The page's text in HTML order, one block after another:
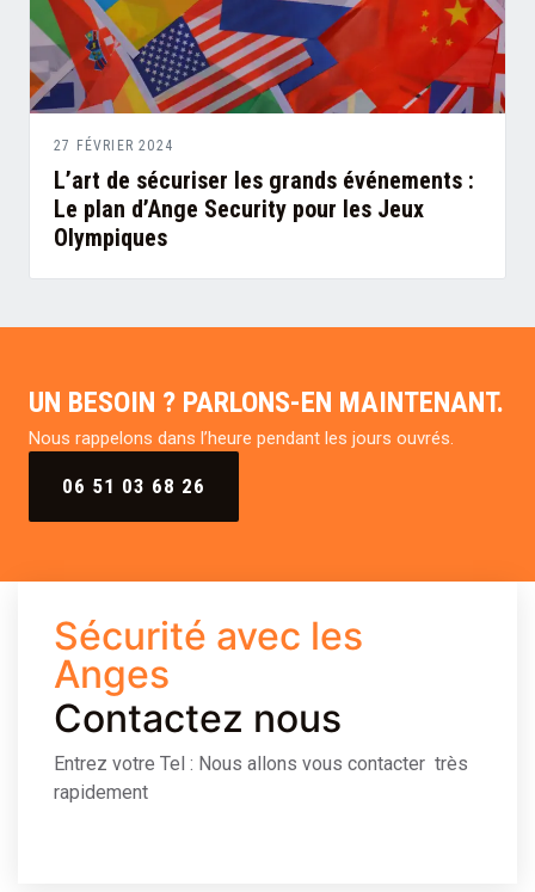
27 FÉVRIER 2024
L’art de sécuriser les grands événements :
Le plan d’Ange Security pour les Jeux
Olympiques
UN BESOIN ? PARLONS-EN MAINTENANT.
Nous rappelons dans l’heure pendant les jours ouvrés.
06 51 03 68 26
Sécurité avec les
Anges
Contactez nous
Entrez votre Tel : Nous allons vous contacter très
rapidement